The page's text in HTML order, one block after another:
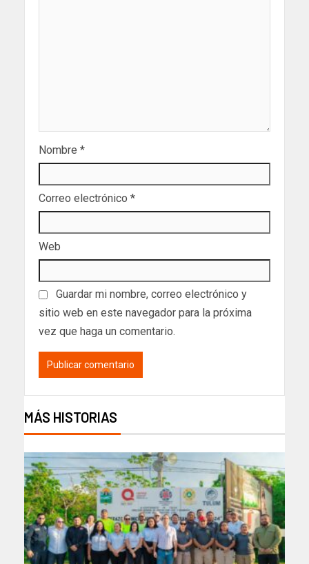
Nombre *
Correo electrónico *
Web
Guardar mi nombre, correo electrónico y
sitio web en este navegador para la próxima
vez que haga un comentario.
MÁS HISTORIAS